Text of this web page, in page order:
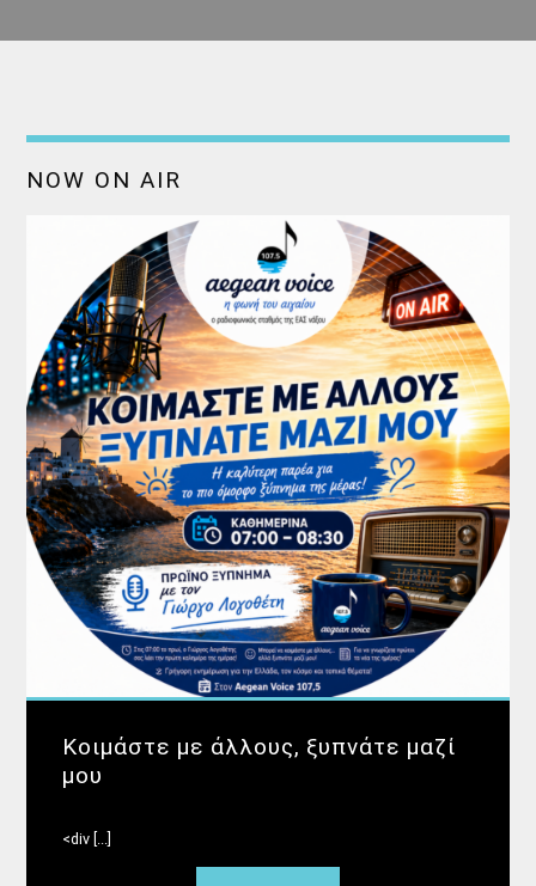
NOW ON AIR
Κοιμάστε με άλλους, ξυπνάτε μαζί
μου
<div [...]